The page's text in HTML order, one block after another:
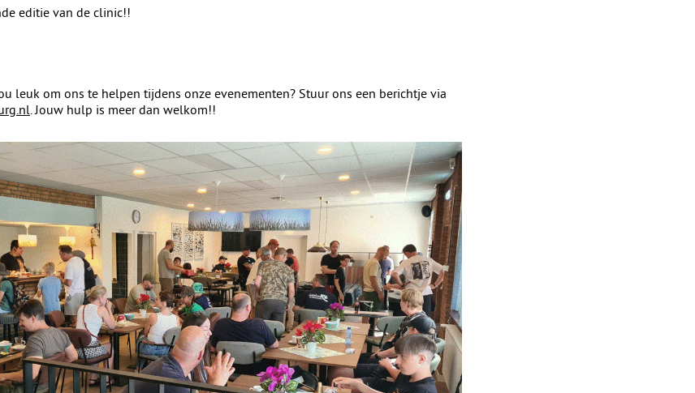
editie van de clinic!!
leuk om ons te helpen tijdens onze evenementen? Stuur ons een berichtje via
. Jouw hulp is meer dan welkom!!